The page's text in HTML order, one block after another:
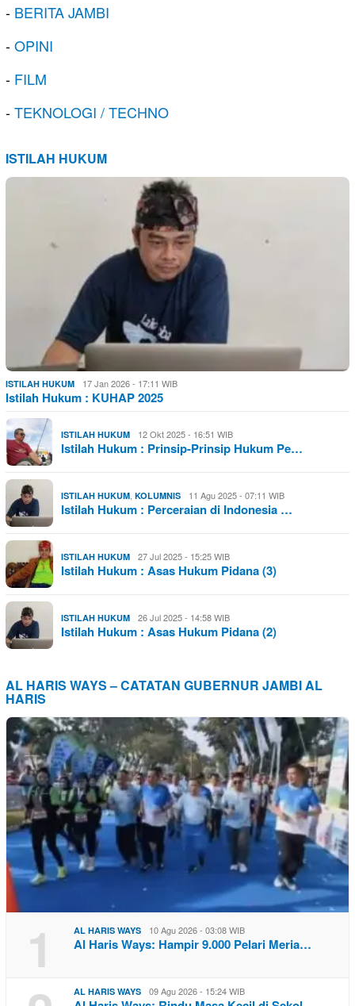
- BERITA JAMBI
-OPINI
- FILM
-TEKNOLOGI / TECHNO
ISTILAH HUKUM
ISTILAH HUKUM 17 Jan 2026 - 17:11 WIB
Istilah Hukum : KUHAP 2025
ISTILAH HUKUM 12 Okt 2025 - 16:51 WIB
Istilah Hukum : Prinsip-Prinsip Hukum Pe…
ISTILAH HUKUM, KOLUMNIS 11 Agu 2025 - 07:11 WIB
Istilah Hukum : Perceraian di Indonesia …
ISTILAH HUKUM 27 Jul 2025 - 15:25 WIB
Istilah Hukum : Asas Hukum Pidana (3)
ISTILAH HUKUM 26 Jul 2025 - 14:58 WIB
Istilah Hukum : Asas Hukum Pidana (2)
AL HARIS WAYS – CATATAN GUBERNUR JAMBI AL
HARIS
1 AL HARIS WAYS 10 Agu 2026 - 03:08 WIB
Al Haris Ways: Hampir 9.000 Pelari Meria…
AL HARIS WAYS 09 Agu 2026 - 15:24 WIB